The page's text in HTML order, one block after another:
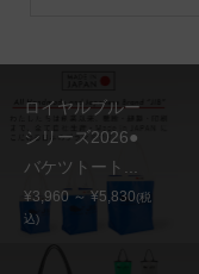
ロイヤルブルー
シリーズ2026●
バケツトート...
¥3,960 ～ ¥5,830(税
込)